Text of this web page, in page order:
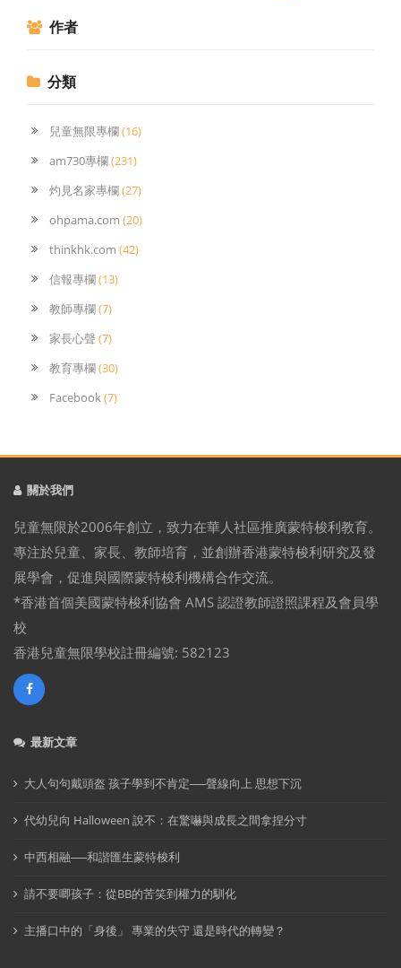
作者
分類
兒童無限專欄(16)
am730專欄(231)
灼見名家專欄(27)
ohpama.com (20)
thinkhk.com (42)
信報專欄(13)
教師專欄(7)
家長心聲 (7)
教育專欄(30)
Facebook (7)
關於我們
兒童無限於2006年創立，致力在華人社區推廣蒙特梭利教育。
專注於兒童、家長、教師培育，並創辦香港蒙特梭利研究及發
展學會，促進與國際蒙特梭利機構合作交流。
*香港首個美國蒙特梭利協會 AMS 認證教師證照課程及會員學
校
香港兒童無限學校註冊編號: 582123
最新文章
大人句句戴頭盔 孩子學到不肯定──聲線向上 思想下沉
代幼兒向 Halloween 說不：在驚嚇與成長之間拿捏分寸
中西相融──和諧匯生蒙特梭利
請不要唧孩子：從BB的苦笑到權力的馴化
主播口中的「身後」 專業的失守 還是時代的轉變？